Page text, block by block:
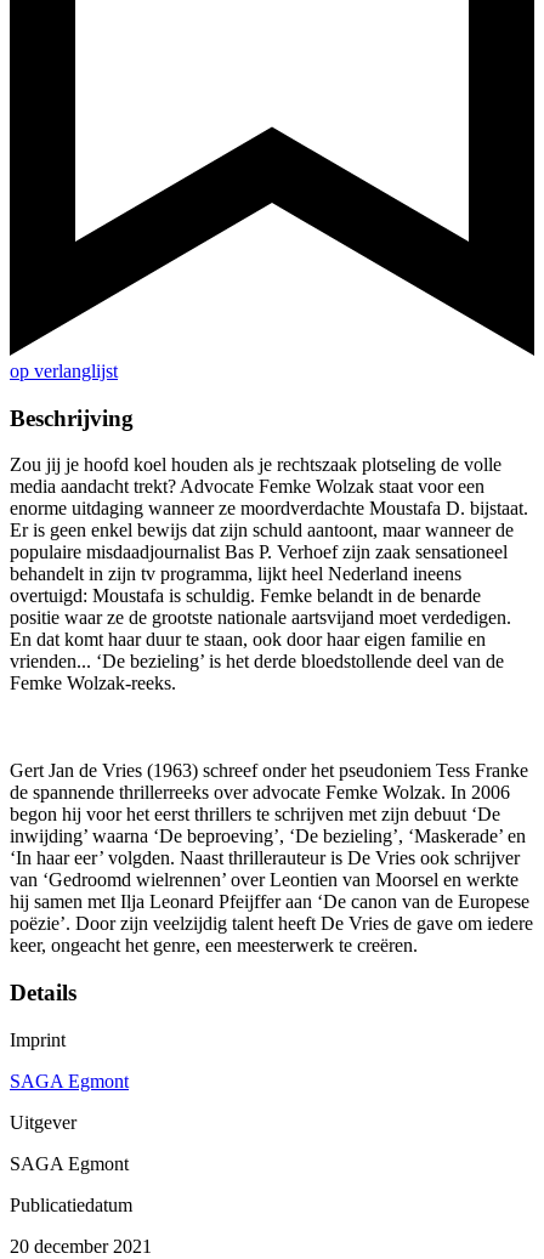
op verlanglijst
Beschrijving
Zou jij je hoofd koel houden als je rechtszaak plotseling de volle
media aandacht trekt? Advocate Femke Wolzak staat voor een
enorme uitdaging wanneer ze moordverdachte Moustafa D. bijstaat.
Er is geen enkel bewijs dat zijn schuld aantoont, maar wanneer de
populaire misdaadjournalist Bas P. Verhoef zijn zaak sensationeel
behandelt in zijn tv programma, lijkt heel Nederland ineens
overtuigd: Moustafa is schuldig. Femke belandt in de benarde
positie waar ze de grootste nationale aartsvijand moet verdedigen.
En dat komt haar duur te staan, ook door haar eigen familie en
vrienden... ‘De bezieling’ is het derde bloedstollende deel van de
Femke Wolzak-reeks.
Gert Jan de Vries (1963) schreef onder het pseudoniem Tess Franke
de spannende thrillerreeks over advocate Femke Wolzak. In 2006
begon hij voor het eerst thrillers te schrijven met zijn debuut ‘De
inwijding’ waarna ‘De beproeving’, ‘De bezieling’, ‘Maskerade’ en
‘In haar eer’ volgden. Naast thrillerauteur is De Vries ook schrijver
van ‘Gedroomd wielrennen’ over Leontien van Moorsel en werkte
hij samen met Ilja Leonard Pfeijffer aan ‘De canon van de Europese
poëzie’. Door zijn veelzijdig talent heeft De Vries de gave om iedere
keer, ongeacht het genre, een meesterwerk te creëren.
Details
Imprint
SAGA Egmont
Uitgever
SAGA Egmont
Publicatiedatum
20 december 2021